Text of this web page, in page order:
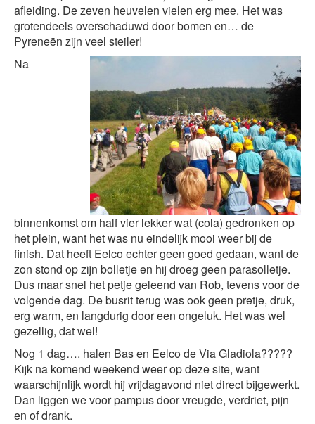
afleiding. De zeven heuvelen vielen erg mee. Het was
grotendeels overschaduwd door bomen en… de
Pyreneën zijn veel steiler!
Na
binnenkomst om half vier lekker wat (cola) gedronken op
het plein, want het was nu eindelijk mooi weer bij de
finish. Dat heeft Eelco echter geen goed gedaan, want de
zon stond op zijn bolletje en hij droeg geen parasolletje.
Dus maar snel het petje geleend van Rob, tevens voor de
volgende dag. De busrit terug was ook geen pretje, druk,
erg warm, en langdurig door een ongeluk. Het was wel
gezellig, dat wel!
Nog 1 dag…. halen Bas en Eelco de Via Gladiola?????
Kijk na komend weekend weer op deze site, want
waarschijnlijk wordt hij vrijdagavond niet direct bijgewerkt.
Dan liggen we voor pampus door vreugde, verdriet, pijn
en of drank.